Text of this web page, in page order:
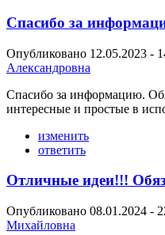
Спасибо за
Опубликовано 12.05.2023 -
Александровна
Спасибо за информацию.
интересные и простые в
изменить
ответить
Отличные идеи!!!
Опубликовано 08.01.2024 -
Михайловна